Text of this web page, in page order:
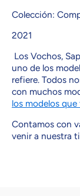
Colección:
2021
Los Vochos,
uno de los
refiere. Todos
con muchos
los modelos que
Contamos con
venir a nuestra